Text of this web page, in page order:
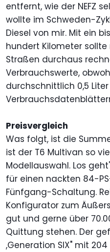
entfernt, wie der NEFZ
wollte im Schweden-
Diesel von mir. Mit ein
hundert Kilometer
Straßen durchaus
Verbrauchswerte,
durchschnittlich 0,5
Preisvergleich
Was folgt, ist die
ist der T6 Multivan so
Modellauswahl. Los
für einen nackten 84-
Fünfgang-Schaltung.
Konfigurator zum
gut und gerne über
Quittung stehen. Der
,Generation SIX" mit